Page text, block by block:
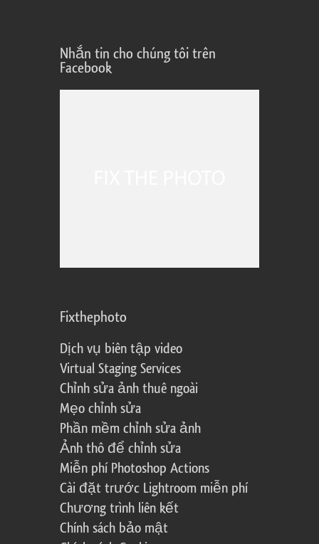
Nhắn tin cho chúng tôi trên
Facebook
Fixthephoto
Dịch vụ biên tập video
Virtual Staging Services
Chỉnh sửa ảnh thuê ngoài
Mẹo chỉnh sửa
Phần mềm chỉnh sửa ảnh
Ảnh thô để chỉnh sửa
Miễn phí Photoshop Actions
Cài đặt trước Lightroom miễn phí
Chương trình liên kết
Chính sách bảo mật